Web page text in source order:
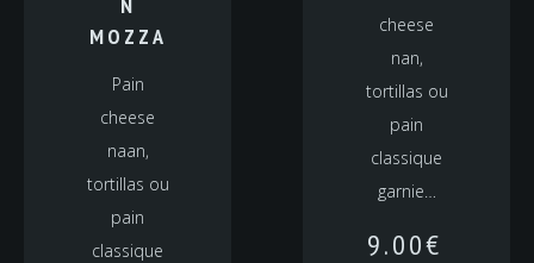
N
MOZZA
Pain
cheese
naan,
tortillas ou
pain
classique
cheese
nan,
tortillas ou
pain
classique
garnie…
9.00€